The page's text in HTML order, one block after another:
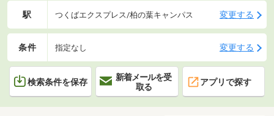
駅 つくばエクスプレス/柏の葉キャンパス 変更する
条件 指定なし 変更する
検索条件を保存
新着メールを受
取る
アプリで探す